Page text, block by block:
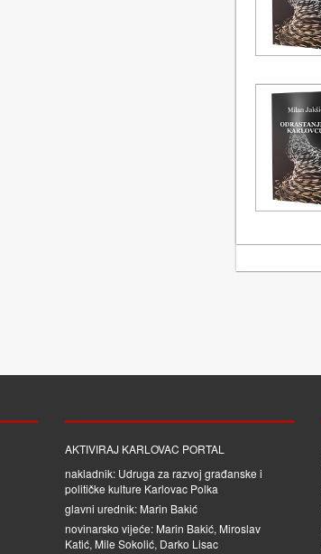
AKTIVIRAJ KARLOVAC PORTAL
nakladnik: Udruga za razvoj građanske i
političke kulture Karlovac Polka
glavni urednik: Marin Bakić
novinarsko vijeće: Marin Bakić, Miroslav
Katić, Mile Sokolić, Darko Lisac